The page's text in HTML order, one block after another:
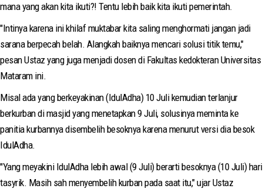
mana yang akan kita ikuti?! Tentu lebih baik kita ikuti pemerintah.
"Intinya karena ini khilaf muktabar kita saling menghormati jangan jadi
sarana berpecah belah. Alangkah baiknya mencari solusi titik temu,"
pesan Ustaz yang juga menjadi dosen di Fakultas kedokteran Universitas
Mataram ini.
Misal ada yang berkeyakinan (IdulAdha) 10 Juli kemudian terlanjur
berkurban di masjid yang menetapkan 9 Juli, solusinya meminta ke
panitia kurbannya disembelih besoknya karena menurut versi dia besok
IdulAdha.
"Yang meyakini IdulAdha lebih awal (9 Juli) berarti besoknya (10 Juli) hari
tasyrik. Masih sah menyembelih kurban pada saat itu," ujar Ustaz